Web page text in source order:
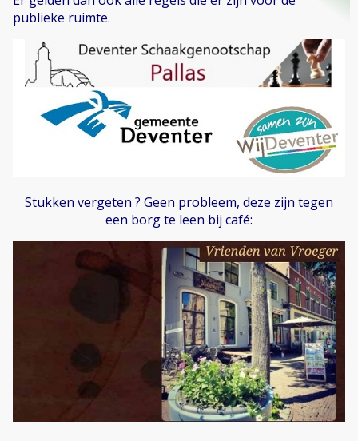
publieke ruimte.
Stukken vergeten ? Geen probleem, deze zijn tegen
een borg te leen bij café: